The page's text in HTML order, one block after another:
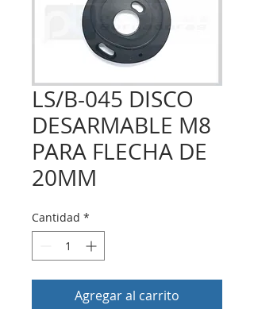
LS/B-045 DISCO
DESARMABLE M8
PARA FLECHA DE
20MM
Cantidad *
Agregar al carrito